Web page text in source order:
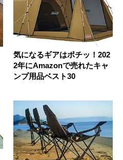
気になるギアはポチッ！202
2年にAmazonで売れたキャ
ンプ用品ベスト30